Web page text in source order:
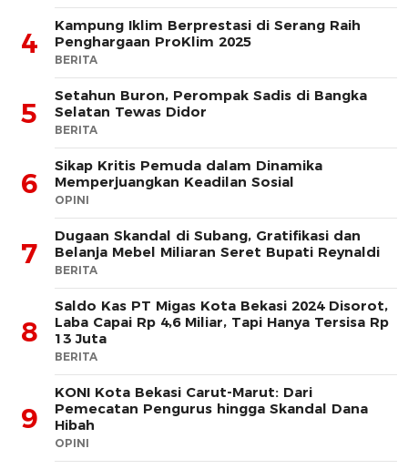
4
Kampung Iklim Berprestasi di Serang Raih
Penghargaan ProKlim 2025
BERITA
5
Setahun Buron, Perompak Sadis di Bangka
Selatan Tewas Didor
BERITA
6
Sikap Kritis Pemuda dalam Dinamika
Memperjuangkan Keadilan Sosial
OPINI
7
Dugaan Skandal di Subang, Gratifikasi dan
Belanja Mebel Miliaran Seret Bupati Reynaldi
BERITA
8
Saldo Kas PT Migas Kota Bekasi 2024 Disorot,
Laba Capai Rp 4,6 Miliar, Tapi Hanya Tersisa Rp
13 Juta
BERITA
9
KONI Kota Bekasi Carut-Marut: Dari
Pemecatan Pengurus hingga Skandal Dana
Hibah
OPINI